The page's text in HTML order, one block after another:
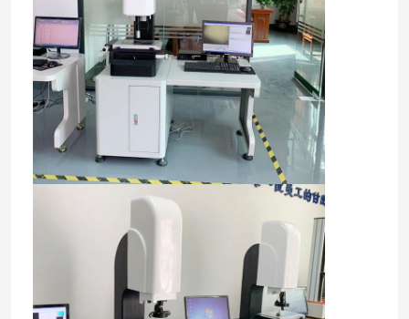
Máy đo tầm nhìn CNC
Máy đo tọa độ 2D
Máy đo tọa độ quang học
Máy đo đường viền
Máy đo video
Máy đo tọa độ giàn